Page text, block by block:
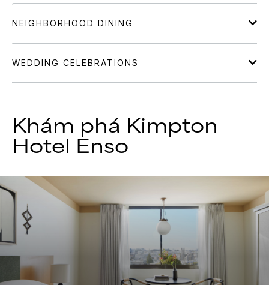
Khám phá Kimpton
Hotel Enso